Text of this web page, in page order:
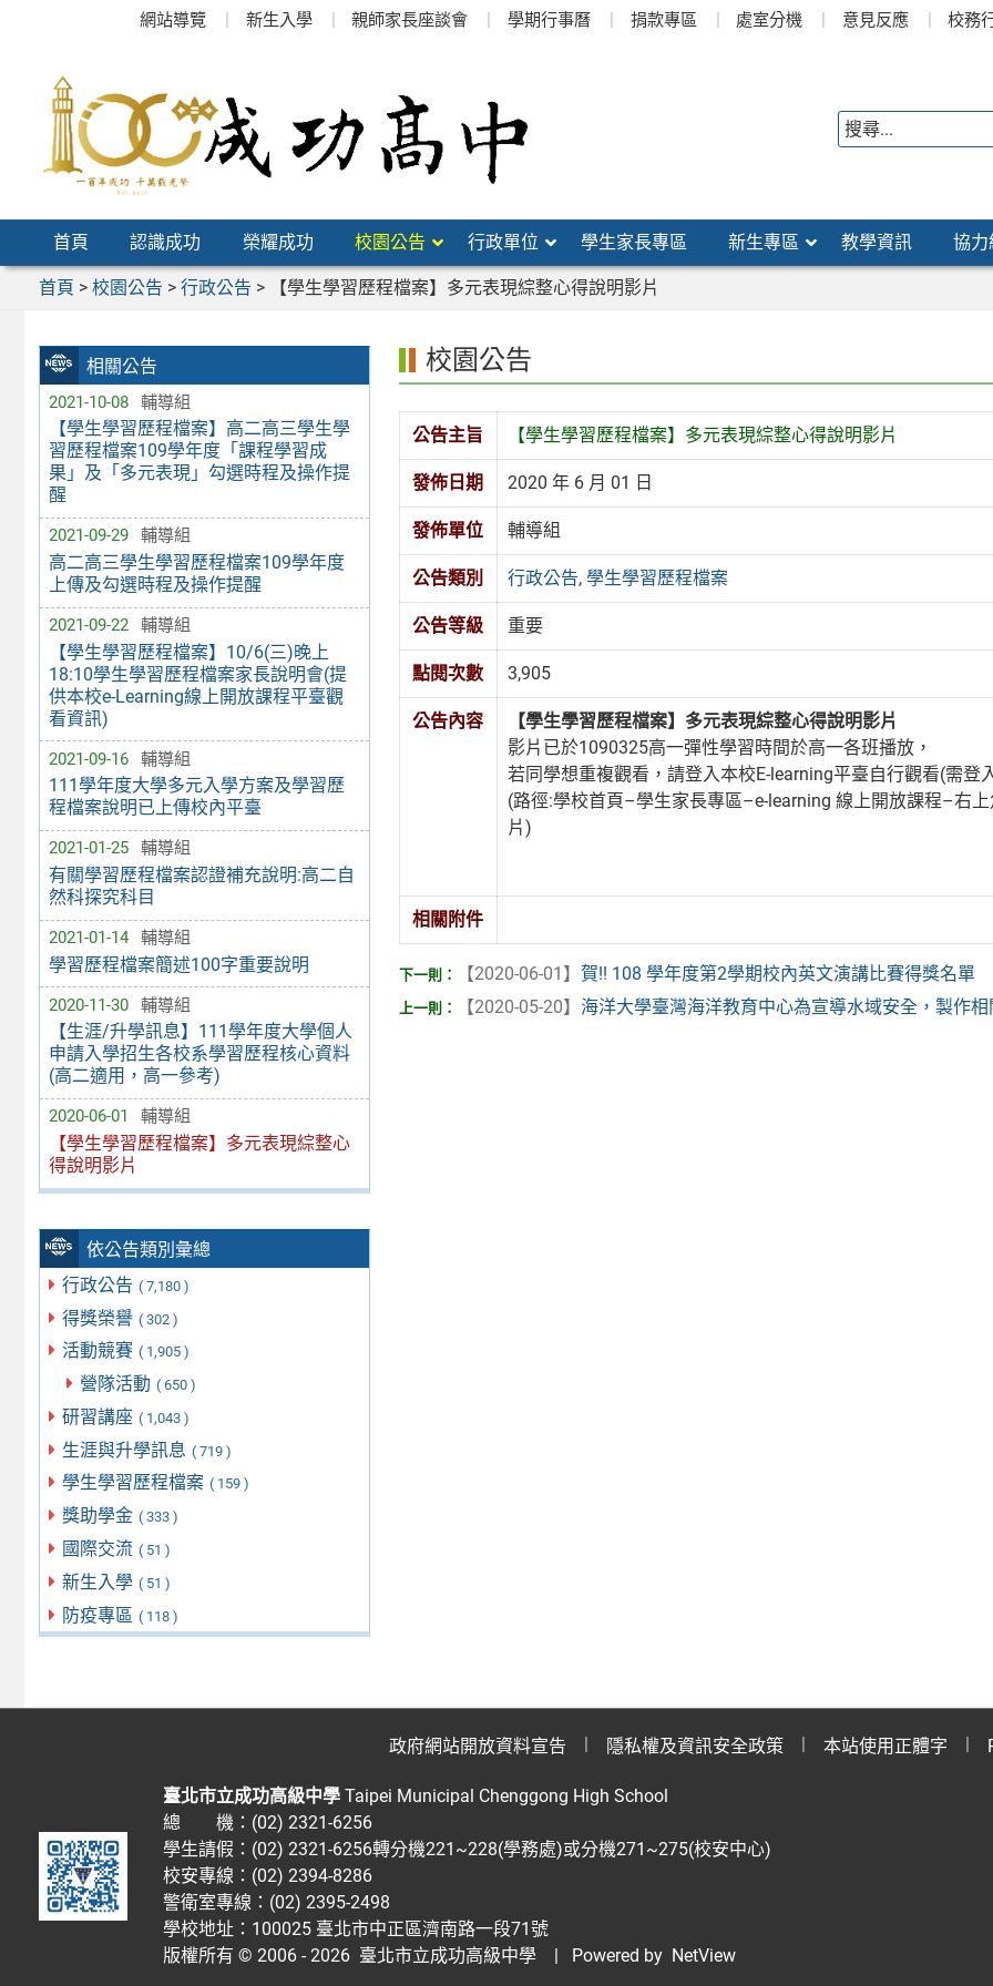
網站導覽 新生入學 親師家長座談會 學期行事曆 捐款專區 處室分機 意見反應 校務
首頁 認識成功 榮耀成功 校園公告 行政單位 學生家長專區 新生專區 教學資訊 協力
首頁 > 校園公告 > 行政公告 > 【學生學習歷程檔案】多元表現綜整心得說明影片
相關公告
2021-10-08 輔導組
【學生學習歷程檔案】高二高三學生學
習歷程檔案109學年度「課程學習成
果」及「多元表現」勾選時程及操作提
醒
2021-09-29 輔導組
高二高三學生學習歷程檔案109學年度
上傳及勾選時程及操作提醒
2021-09-22 輔導組
【學生學習歷程檔案】10/6(三)晚上
18:10學生學習歷程檔案家長說明會(提
供本校e-Learning線上開放課程平臺觀
看資訊)
2021-09-16 輔導組
111學年度大學多元入學方案及學習歷
程檔案說明已上傳校內平臺
2021-01-25 輔導組
有關學習歷程檔案認證補充說明:高二自
然科探究科目
2021-01-14 輔導組
學習歷程檔案簡述100字重要說明
2020-11-30 輔導組
【生涯/升學訊息】111學年度大學個人
申請入學招生各校系學習歷程核心資料
(高二適用，高一參考)
2020-06-01 輔導組
【學生學習歷程檔案】多元表現綜整心
得說明影片
依公告類別彙總
行政公告 ( 7,180 )
得獎榮譽 ( 302 )
活動競賽 ( 1,905 )
營隊活動 ( 650 )
研習講座 ( 1,043 )
生涯與升學訊息 ( 719 )
學生學習歷程檔案 ( 159 )
獎助學金 ( 333 )
國際交流 ( 51 )
新生入學 ( 51 )
防疫專區 ( 118 )
校園公告
公告主旨 【學生學習歷程檔案】多元表現綜整心得說明影片
發佈日期 2020 年 6 月 01 日
發佈單位 輔導組
公告類別 行政公告,學生學習歷程檔案
公告等級 重要
點閱次數 3,905
公告內容
【學生學習歷程檔案】多元表現綜整心得說明影片
影片已於1090325高一彈性學習時間於高一各班播放，
若同學想重複觀看，請登入本校E-learning平臺自行觀看(需登
(路徑:學校首頁–學生家長專區–e-learning 線上開放課程–右
片)
相關附件
【2020-06-01】 賀!! 108 學年度第2學期校內英文演講比賽得獎名單
【2020-05-20】 海洋大學臺灣海洋教育中心為宣導水域安全，製作
政府網站開放資料宣告 隱私權及資訊安全政策 本站使用正體字
臺北市立成功高級中學Taipei Municipal Chenggong High School
總 機：(02) 2321-6256
學生請假：(02) 2321-6256轉分機221~228(學務處)或分機271~275(校安中心)
校安專線：(02) 2394-8286
警衛室專線：(02) 2395-2498
學校地址：100025 臺北市中正區濟南路一段71號
版權所有 © 2006 - 2026臺北市立成功高級中學 | Powered by NetView